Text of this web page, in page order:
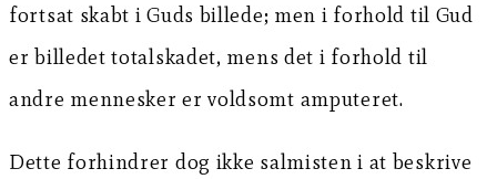
fortsat skabt i Guds billede; men i forhold til Gud
er billedet totalskadet, mens det i forhold til
andre mennesker er voldsomt amputeret.
Dette forhindrer dog ikke salmisten i at beskrive